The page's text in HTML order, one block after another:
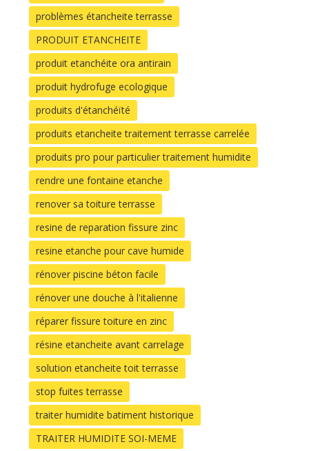
problèmes étancheite terrasse
PRODUIT ETANCHEITE
produit etanchéite ora antirain
produit hydrofuge ecologique
produits d'étanchéïté
produits etancheite traitement terrasse carrelée
produits pro pour particulier traitement humidite
rendre une fontaine etanche
renover sa toiture terrasse
resine de reparation fissure zinc
resine etanche pour cave humide
rénover piscine béton facile
rénover une douche à l'italienne
réparer fissure toiture en zinc
résine etancheite avant carrelage
solution etancheite toit terrasse
stop fuites terrasse
traiter humidite batiment historique
TRAITER HUMIDITE SOI-MEME